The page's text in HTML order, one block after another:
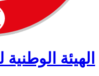
الهيئة